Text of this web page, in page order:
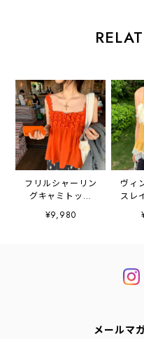
フリルシャーリン
グキャミトップ
ス 2litr06258
¥9,980
ヴィ
スレ
メールマ